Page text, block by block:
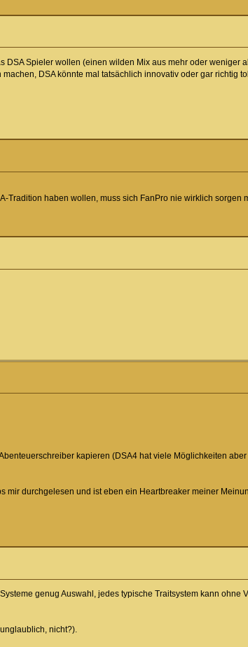
DSA Spieler wollen (einen wilden Mix aus mehr oder weniger
DSA könnte mal tatsächlich innovativ oder gar richtig
Tradition haben wollen, muss sich FanPro nie wirklich sorgen
kapieren (DSA4 hat viele Möglichkeiten
durchgelesen und ist eben ein Heartbreaker meiner
genug Auswahl, jedes typische Traitsystem kann ohne
nicht?).